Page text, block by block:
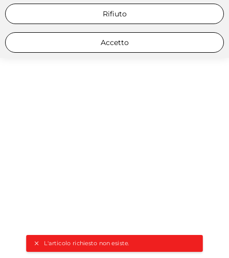
L'articolo richiesto non esiste.
Rifiuto
Accetto